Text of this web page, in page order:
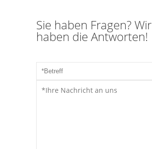
Sie haben Fragen? Wir
haben die Antworten!